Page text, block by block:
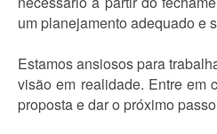
um planejamento adequado e
Estamos ansiosos para
visão em realidade. Entre em
proposta e dar o próximo